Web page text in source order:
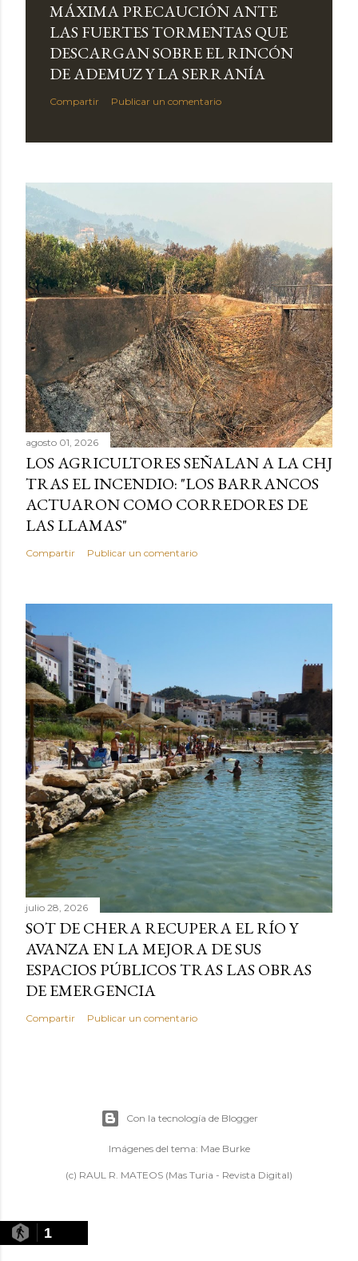
MÁXIMA PRECAUCIÓN ANTE
LAS FUERTES TORMENTAS QUE
DESCARGAN SOBRE EL RINCÓN
DE ADEMUZ Y LA SERRANÍA
Compartir Publicar un comentario
agosto 01, 2026
LOS AGRICULTORES SEÑALAN A LA CHJ
TRAS EL INCENDIO: "LOS BARRANCOS
ACTUARON COMO CORREDORES DE
LAS LLAMAS"
Compartir Publicar un comentario
julio 28, 2026
SOT DE CHERA RECUPERA EL RÍO Y
AVANZA EN LA MEJORA DE SUS
ESPACIOS PÚBLICOS TRAS LAS OBRAS
DE EMERGENCIA
Compartir Publicar un comentario
Con la tecnología de Blogger
Imágenes del tema: Mae Burke
(c) RAUL R. MATEOS (Mas Turia - Revista Digital)
1